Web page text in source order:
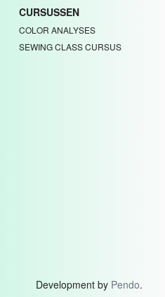
CURSUSSEN
COLOR ANALYSES
SEWING CLASS CURSUS
Development by Pendo.